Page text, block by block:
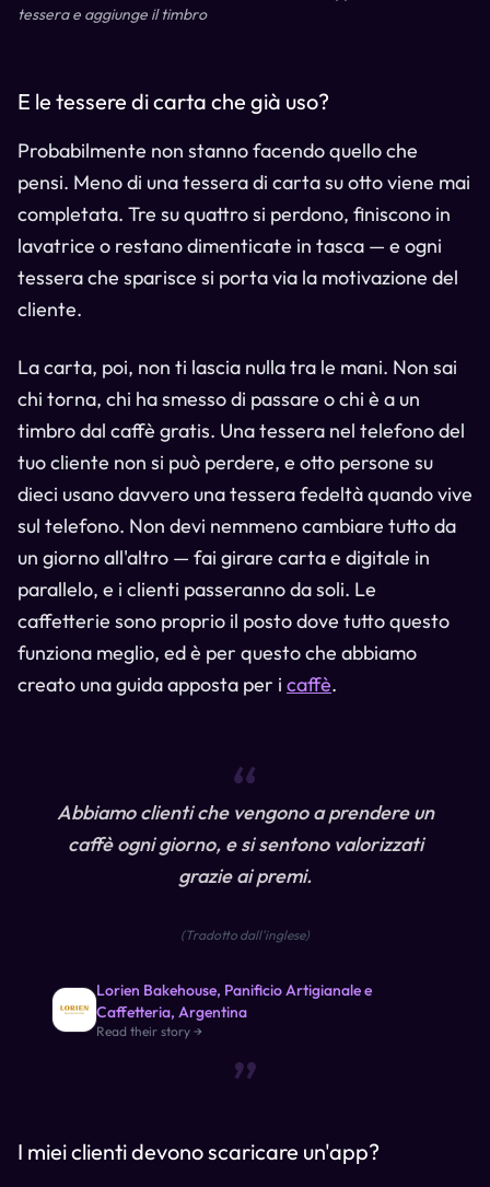
tessera e aggiunge il timbro
E le tessere di carta che già uso?
Probabilmente non stanno facendo quello che
pensi. Meno di una tessera di carta su otto viene mai
completata. Tre su quattro si perdono, finiscono in
lavatrice o restano dimenticate in tasca — e ogni
tessera che sparisce si porta via la motivazione del
cliente.
La carta, poi, non ti lascia nulla tra le mani. Non sai
chi torna, chi ha smesso di passare o chi è a un
timbro dal caffè gratis. Una tessera nel telefono del
tuo cliente non si può perdere, e otto persone su
dieci usano davvero una tessera fedeltà quando vive
sul telefono. Non devi nemmeno cambiare tutto da
un giorno all'altro — fai girare carta e digitale in
parallelo, e i clienti passeranno da soli. Le
caffetterie sono proprio il posto dove tutto questo
funziona meglio, ed è per questo che abbiamo
creato una guida apposta per i caffè.
“
Abbiamo clienti che vengono a prendere un
caffè ogni giorno, e si sentono valorizzati
grazie ai premi.
(Tradotto dall'inglese)
“
Lorien Bakehouse, Panificio Artigianale e
Caffetteria, Argentina
Read their story →
I miei clienti devono scaricare un'app?